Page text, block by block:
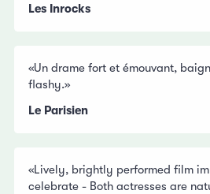
Les Inrocks
«Un drame fort et émouvant,
flashy.»
Le Parisien
«Lively, brightly performed film
celebrate - Both actresses are